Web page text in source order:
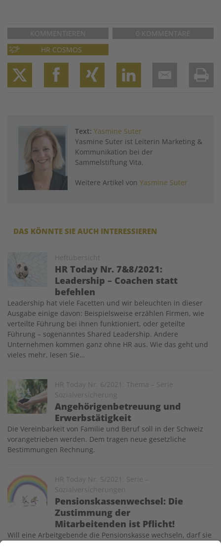
KOMMENTIEREN
0 KOMMENTARE
HR COSMOS
TwitterFacebook
XINGLinkedIn
Email
Text: Yasmine Suter
Yasmine Suter ist Leiterin Marketing &
Kommunikation bei der
Sammelstiftung Vita.
Weitere Artikel von Yasmine Suter
DAS KÖNNTE SIE AUCH INTERESSIEREN
Heftübersicht
HR Today Nr. 7&8/2021:
Leadership – Coachen statt
befehlen
Leadership hat viele Facetten und wir beleuchten in dieser
Ausgabe einige davon: Beispielsweise erzählen Firmen, wie
verteilte Führung bei ihnen funktioniert, oder geteilte
Führung – sogenanntes Shared Leadership. Andere
Unternehmen kommen ganz ohne HR aus. Wie das geht und
vieles mehr, lesen Sie…
HR Today Nr. 6/2021: Thema – Serie
Sozialversicherung
Angehörigenbetreuung und
Erwerbstätigkeit
Image
Die Vereinbarkeit von Familie und Beruf soll in der Schweiz
vorangetrieben werden. Dem tragen neue gesetzliche
Bestimmungen Rechnung.
HR Today Nr. 5/2021: Serie –
Sozialversicherungen
Pensionskassenwechsel: Die
Zustimmung der
Mitarbeitenden ist Pflicht!
Image
Will eine Arbeitgebende die Pensionskasse wechseln, darf sie